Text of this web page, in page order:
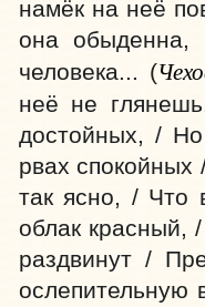
намёк на неё
она
человека... (
неё не
достойных, /
рвах
так ясно, / Что
облак красный,
раздвинут /